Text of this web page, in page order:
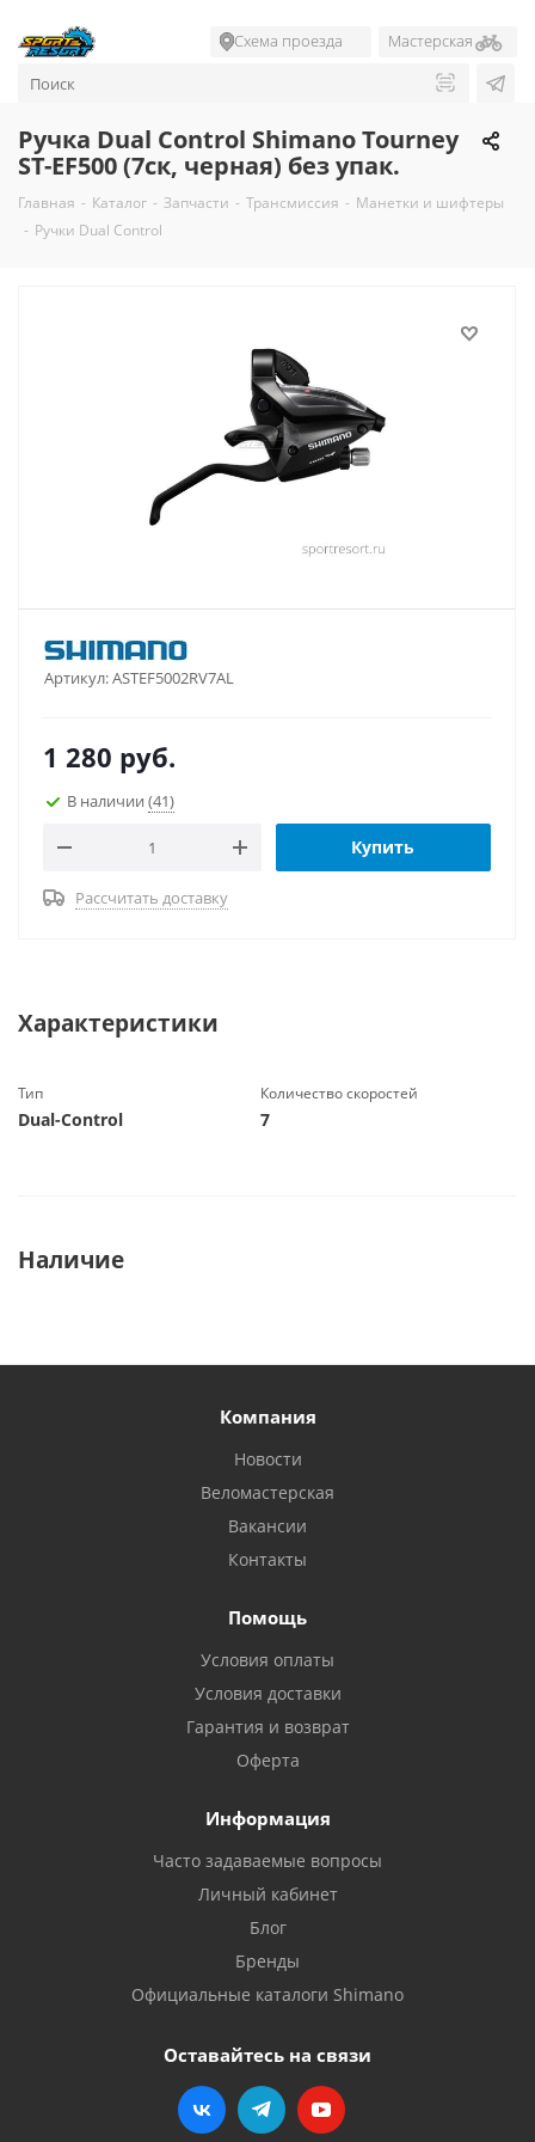
Схема проезда Мастерская
Ручка Dual Control Shimano Tourney
ST-EF500 (7ск, черная) без упак.
Главная - Каталог - Запчасти - Трансмиссия - Манетки и шифтеры
- Ручки Dual Control
Артикул:ASTEF5002RV7AL
1 280 руб.
В наличии (41)
Купить
Рассчитать доставку
Характеристики
Тип
Dual-Control
Количество скоростей
7
Наличие
Компания
Новости
Веломастерская
Вакансии
Контакты
Помощь
Условия оплаты
Условия доставки
Гарантия и возврат
Оферта
Информация
Часто задаваемые вопросы
Личный кабинет
Блог
Бренды
Официальные каталоги Shimano
Оставайтесь на связи